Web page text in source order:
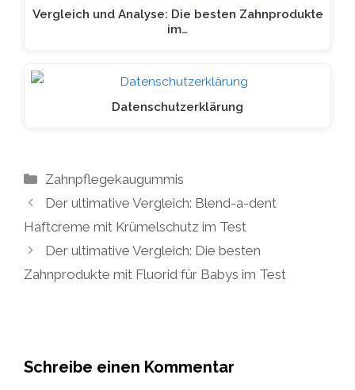
Vergleich und Analyse: Die besten Zahnprodukte
im…
Datenschutzerklärung
Kategorien
Zahnpflegekaugummis
Der ultimative Vergleich: Blend-a-dent
Haftcreme mit Krümelschutz im Test
Der ultimative Vergleich: Die besten
Zahnprodukte mit Fluorid für Babys im Test
Schreibe einen Kommentar